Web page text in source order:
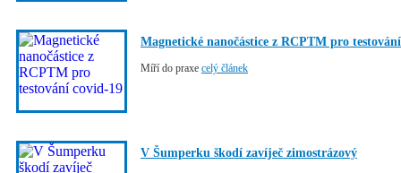
Magnetické nanočástice z RCPTM pro
Míří do praxe celý článek
V Šumperku škodí zavíječ zimostrázový